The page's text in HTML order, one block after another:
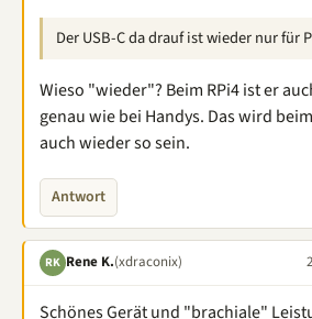
Der USB-C da drauf ist wieder nur für
Wieso "wieder"? Beim RPi4 ist er
genau wie bei Handys. Das wird
auch wieder so sein.
Antwort
RK Rene K.(xdraconix)
Schönes Gerät und "brachiale"